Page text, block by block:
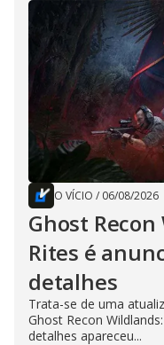
O VÍCIO / 06/08/2026
Ghost
Rites é
detalhes
Trata-se de uma
Ghost Recon
detalhes apareceu...